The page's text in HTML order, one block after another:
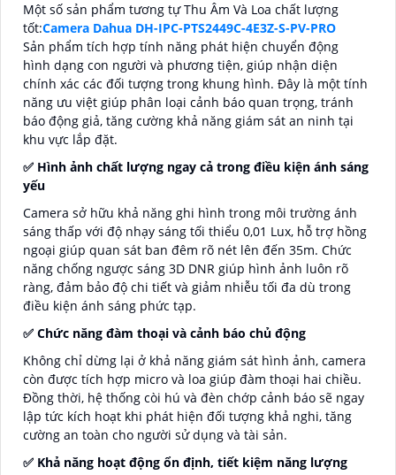
Một số sản phẩm tương tự Thu Âm Và Loa chất lượng
tốt:Camera Dahua DH-IPC-PTS2449C-4E3Z-S-PV-PRO
Sản phẩm tích hợp tính năng phát hiện chuyển động
hình dạng con người và phương tiện, giúp nhận diện
chính xác các đối tượng trong khung hình. Đây là một tính
năng ưu việt giúp phân loại cảnh báo quan trọng, tránh
báo động giả, tăng cường khả năng giám sát an ninh tại
khu vực lắp đặt.
✅ Hình ảnh chất lượng ngay cả trong điều kiện ánh sáng
yếu
Camera sở hữu khả năng ghi hình trong môi trường ánh
sáng thấp với độ nhạy sáng tối thiểu 0,01 Lux, hỗ trợ hồng
ngoại giúp quan sát ban đêm rõ nét lên đến 35m. Chức
năng chống ngược sáng 3D DNR giúp hình ảnh luôn rõ
ràng, đảm bảo độ chi tiết và giảm nhiễu tối đa dù trong
điều kiện ánh sáng phức tạp.
✅ Chức năng đàm thoại và cảnh báo chủ động
Không chỉ dừng lại ở khả năng giám sát hình ảnh, camera
còn được tích hợp micro và loa giúp đàm thoại hai chiều.
Đồng thời, hệ thống còi hú và đèn chớp cảnh báo sẽ ngay
lập tức kích hoạt khi phát hiện đối tượng khả nghi, tăng
cường an toàn cho người sử dụng và tài sản.
✅ Khả năng hoạt động ổn định, tiết kiệm năng lượng